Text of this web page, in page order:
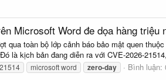
Microsoft Word đe dọa hàng triệu
toàn bộ lớp cảnh báo bảo mật quen
là kịch bản đang diễn ra với CVE-2026-
microsoft word zero-day Bình luận: